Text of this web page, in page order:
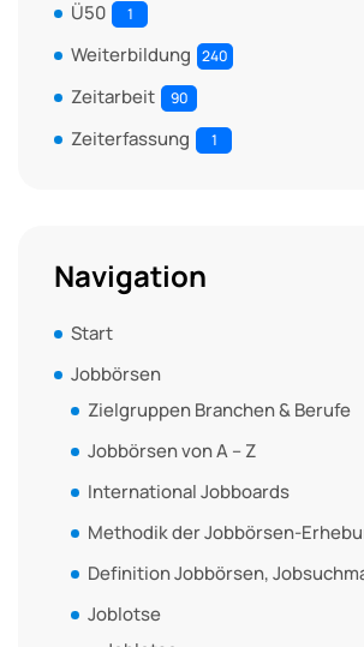
Ü50 1
Weiterbildung 240
Zeitarbeit 90
Zeiterfassung 1
Navigation
Start
Jobbörsen
Zielgruppen Branchen & Berufe
Jobbörsen von A – Z
International Jobboards
Methodik der Jobbörsen-
Definition Jobbörsen,
Joblotse